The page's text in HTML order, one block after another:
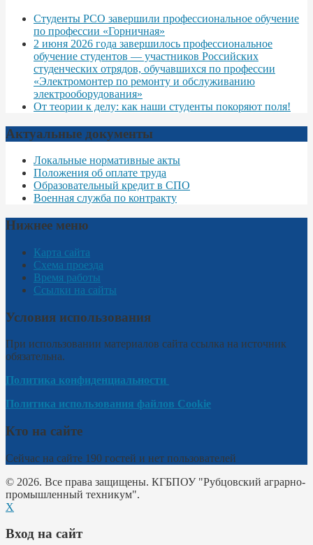
Студенты РСО завершили профессиональное обучение
по профессии «Горничная»
2 июня 2026 года завершилось профессиональное
обучение студентов — участников Российских
студенческих отрядов, обучавшихся по профессии
«Электромонтер по ремонту и обслуживанию
электрооборудования»
От теории к делу: как наши студенты покоряют поля!
Актуальные документы
Локальные нормативные акты
Положения об оплате труда
Образовательный кредит в СПО
Военная служба по контракту
Нижнее меню
Карта сайта
Схема проезда
Время работы
Ссылки на сайты
Условия использования
При использовании материалов сайта ссылка на источник
обязательна.
Политика конфиденциальности
Политика использования файлов Cookie
Кто на сайте
Сейчас на сайте 190 гостей и нет пользователей
© 2026. Все права защищены. КГБПОУ "Рубцовский аграрно-
промышленный техникум".
X
Вход на сайт